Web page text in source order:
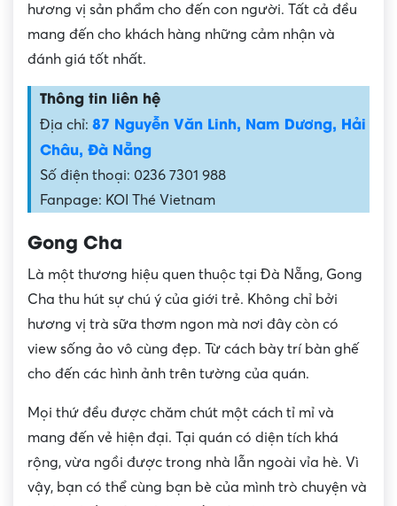
hương vị sản phẩm cho đến con người. Tất cả đều
mang đến cho khách hàng những cảm nhận và
đánh giá tốt nhất.
Thông tin liên hệ
Địa chỉ: 87 Nguyễn Văn Linh, Nam Dương, Hải
Châu, Đà Nẵng
Số điện thoại: 0236 7301 988
Fanpage: KOI Thé Vietnam
Gong Cha
Là một thương hiệu quen thuộc tại Đà Nẵng, Gong
Cha thu hút sự chú ý của giới trẻ. Không chỉ bởi
hương vị trà sữa thơm ngon mà nơi đây còn có
view sống ảo vô cùng đẹp. Từ cách bày trí bàn ghế
cho đến các hình ảnh trên tường của quán.
Mọi thứ đều được chăm chút một cách tỉ mỉ và
mang đến vẻ hiện đại. Tại quán có diện tích khá
rộng, vừa ngồi được trong nhà lẫn ngoài vỉa hè. Vì
vậy, bạn có thể cùng bạn bè của mình trò chuyện và